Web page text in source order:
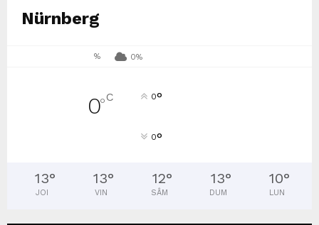
Nürnberg
% 0%
0°C 0°
0°
13°
JOI
13°
VIN
12°
SÂM
13°
DUM
10°
LUN